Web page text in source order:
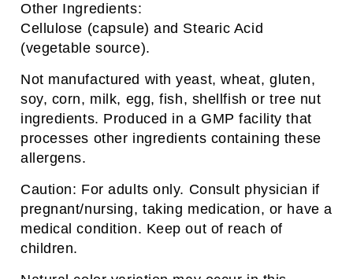
Other Ingredients:
Cellulose (capsule) and Stearic Acid
(vegetable source).
Not manufactured with yeast, wheat, gluten,
soy, corn, milk, egg, fish, shellfish or tree nut
ingredients. Produced in a GMP facility that
processes other ingredients containing these
allergens.
Caution: For adults only. Consult physician if
pregnant/nursing, taking medication, or have a
medical condition. Keep out of reach of
children.